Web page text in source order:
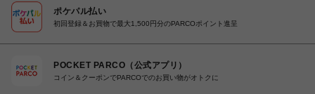
ポケパル払い
初回登録＆お買物で最大1,500円分のPARCOポイント進呈
POCKET PARCO（公式アプリ）
コイン＆クーポンでPARCOでのお買い物がオトクに